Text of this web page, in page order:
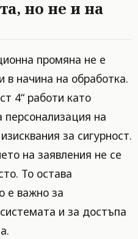
но не и на
промяна не е
в начина на обработка.
4“ работи като
персонализация на
за сигурност.
на заявления не се
То остава
е важно за
и за достъпа